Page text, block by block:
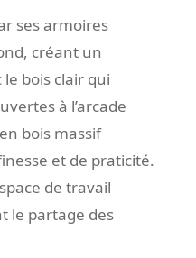
ses armoires
créant un
bois clair qui
à l’arcade
bois massif
et de praticité.
de travail
le partage des